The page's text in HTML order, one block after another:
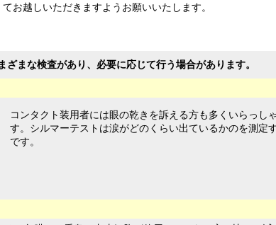
てお越しいただきますようお願いいたします。
ざまな検査があり、必要に応じて行う場合があります。
コンタクト装用者には眼の乾きを訴える方も多くいらっし
す。シルマーテストは涙がどのくらい出ているかのを測定
です。